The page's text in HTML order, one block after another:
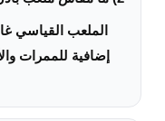
إضافية للممرات